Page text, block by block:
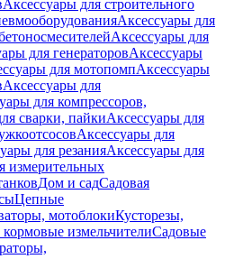
Аксессуары для строительного
Аксессуары для
Аксессуары для
для генераторовАксессуары
для мотопомпАксессуары
Аксессуары для
для компрессоров,
сварки, пайкиАксессуары для
Аксессуары для
для резанияАксессуары для
измерительных
Дом и садСадовая
Цепные
мотоблокиКусторезы,
измельчителиСадовые